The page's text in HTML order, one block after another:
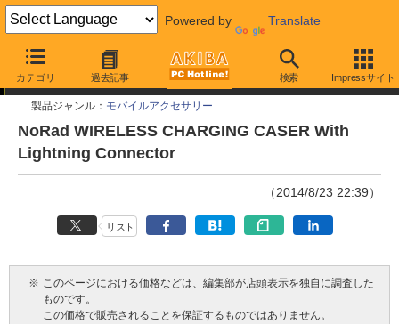
Powered by Translate
カテゴリ 過去記事 検索 Impressサイト
今週見つけた新製品
製品ジャンル： モバイルアクセサリー
NoRad WIRELESS CHARGING CASER With
Lightning Connector
（2014/8/23 22:39）
リスト
※ このページにおける価格などは、編集部が店頭表示を独自に調査した
ものです。
この価格で販売されることを保証するものではありません。